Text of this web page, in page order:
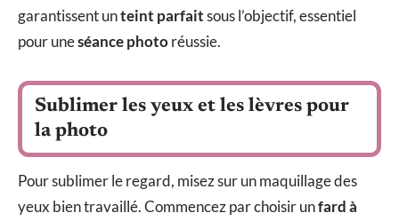
garantissent unteint parfaitsous l’objectif, essentiel
pour uneséance photoréussie.
Sublimer les yeux et les lèvres pour
la photo
Pour sublimer le regard, misez sur un maquillage des
yeux bien travaillé. Commencez par choisir unfard à